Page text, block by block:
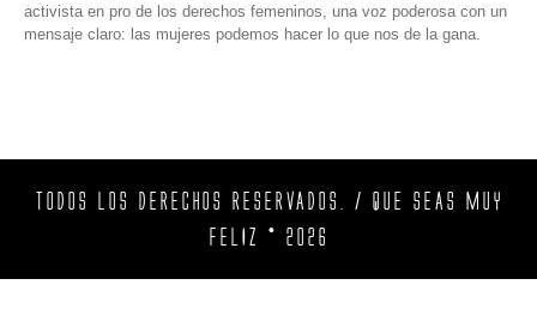
activista en pro de los derechos femeninos, una voz poderosa con un
mensaje claro: las mujeres podemos hacer lo que nos de la gana.
TODOS LOS DERECHOS RESERVADOS. / QUE SEAS MUY
FELIZ © 2026